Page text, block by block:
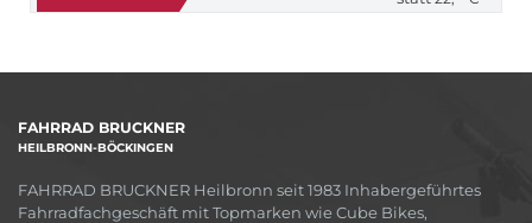
FAHRRAD BRUCKNER
HEILBRONN-BÖCKINGEN
FAHRRAD BRUCKNER Heilbronn seit 1983 Inhabergeführtes
Fahrradfachgeschäft mit Topmarken wie Cube Bikes,